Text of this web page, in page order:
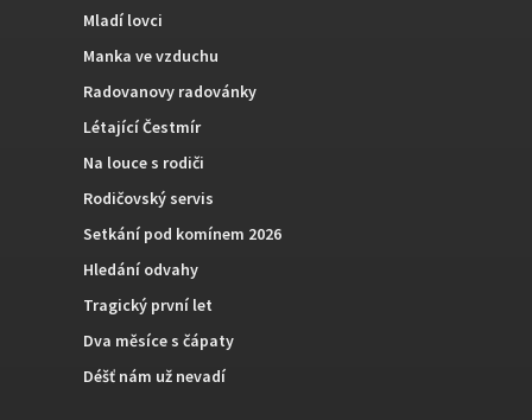
Mladí lovci
Manka ve vzduchu
Radovanovy radovánky
Létající Čestmír
Na louce s rodiči
Rodičovský servis
Setkání pod komínem 2026
Hledání odvahy
Tragický první let
Dva měsíce s čápaty
Déšť nám už nevadí